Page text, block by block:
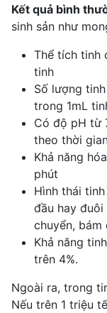
Kết quả bình
sinh sản như
Thể tích tinh
tinh
Số lượng
trong 1mL
Có độ pH từ
theo thời
Khả năng
phút
Hình thái
đầu hay đuôi
chuyển,
Khả năng
trên 4%.
Ngoài ra, trong
Nếu trên 1 triệu